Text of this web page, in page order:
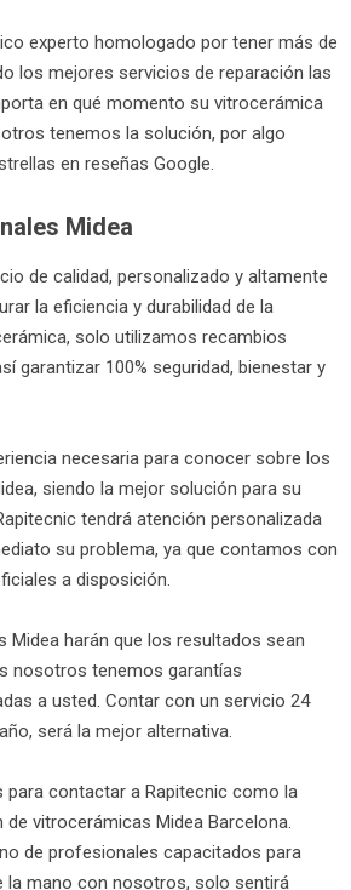
experto homologado por tener más de
los mejores servicios de reparación las
en qué momento su vitrocerámica
tenemos la solución, por algo
en reseñas Google.
Midea
de calidad, personalizado y altamente
la eficiencia y durabilidad de la
solo utilizamos recambios
garantizar 100% seguridad, bienestar y
necesaria para conocer sobre los
siendo la mejor solución para su
tendrá atención personalizada
su problema, ya que contamos con
a disposición.
Midea harán que los resultados sean
nosotros tenemos garantías
a usted. Contar con un servicio 24
será la mejor alternativa.
para contactar a Rapitecnic como la
vitrocerámicas Midea Barcelona.
de profesionales capacitados para
la mano con nosotros, solo sentirá